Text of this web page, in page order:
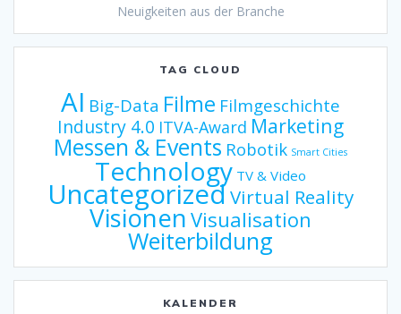
Neuigkeiten aus der Branche
TAG CLOUD
AI Big-Data Filme Filmgeschichte
Industry 4.0 ITVA-Award Marketing
Messen & Events Robotik Smart Cities
Technology TV & Video
UncategorizedVirtual Reality
Visionen Visualisation
Weiterbildung
KALENDER